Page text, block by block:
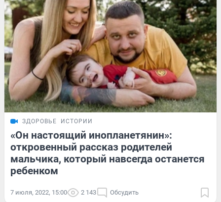
ЗДОРОВЬЕ ИСТОРИИ
«Он настоящий инопланетянин»:
откровенный рассказ родителей
мальчика, который навсегда останется
ребенком
7 июля, 2022, 15:00 2 143 Обсудить